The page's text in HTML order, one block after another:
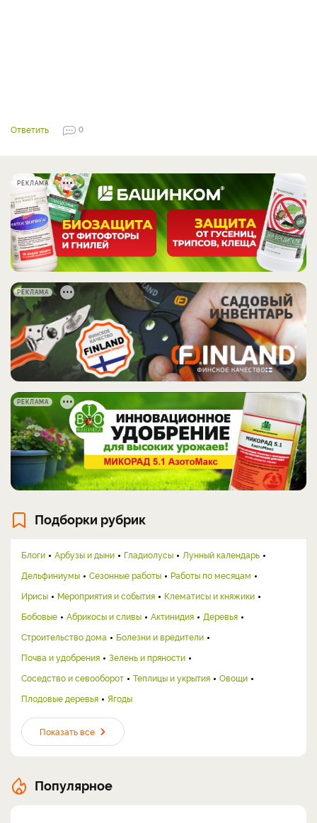
Ответить 0
РЕКЛАМА
РЕКЛАМА
РЕКЛАМА
Подборки рубрик
Блоги Арбузы и дыни Гладиолусы
Лунный календарь
Дельфиниумы
Сезонные работы
Работы по месяцам
Ирисы
Мероприятия и события
Клематисы и княжики
Бобовые
Абрикосы и сливы Актинидия
Деревья
Строительство дома
Болезни и вредители
Почва и удобрения
Зелень и пряности
Соседство и севооборот
Теплицы и укрытия
Овощи
Плодовые деревья
Ягоды
Показать все
Популярное